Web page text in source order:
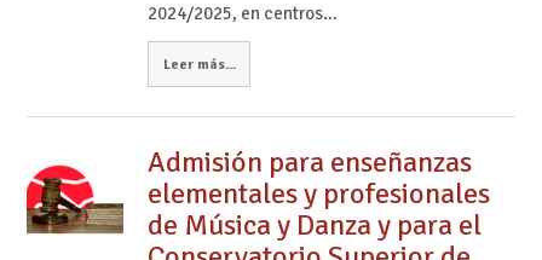
2024/2025, en centros…
Leer más...
Admisión para enseñanzas
elementales y profesionales
de Música y Danza y para el